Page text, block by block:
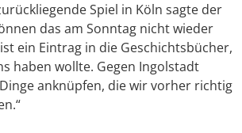
Spiel in Köln sagte der
das am Sonntag nicht wieder
ein Eintrag in die Geschichtsbücher,
haben wollte. Gegen Ingolstadt
anknüpfen, die wir vorher richtig